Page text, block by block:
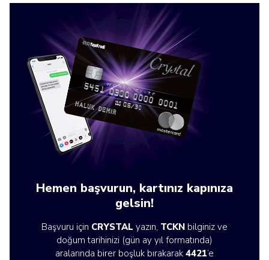
Hemen başvurun, kartınız kapınıza
gelsin!
Başvuru için CRYSTAL yazın, TCKN bilginiz ve
doğum tarihinizi (gün ay yıl formatında)
aralarında birer boşluk bırakarak 4421’e